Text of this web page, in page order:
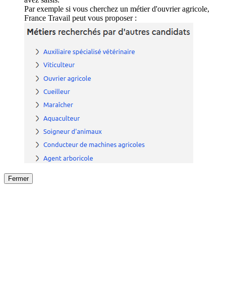
Par exemple si vous cherchez un métier d'ouvrier agricole,
France Travail peut vous proposer :
Fermer